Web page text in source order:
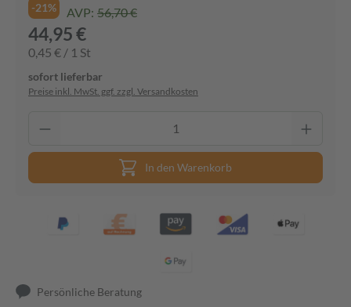
-21% AVP: 56,70 €
44,95 €
0,45 € / 1 St
sofort lieferbar
Preise inkl. MwSt. ggf. zzgl. Versandkosten
In den Warenkorb
Persönliche Beratung